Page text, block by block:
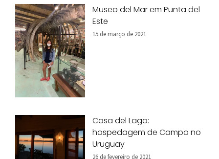
Museo del Mar em Punta del
Este
15 de março de 2021
Casa del Lago:
hospedagem de Campo no
Uruguay
26 de fevereiro de 2021